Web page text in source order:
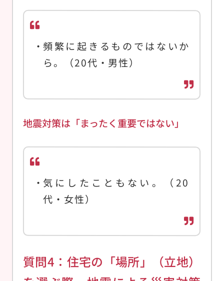
頻繁に起きるものではないか
ら。（20代・男性）
地震対策は「まったく重要ではない」
気にしたこともない。（20
代・女性）
質問4：住宅の「場所」（立地）